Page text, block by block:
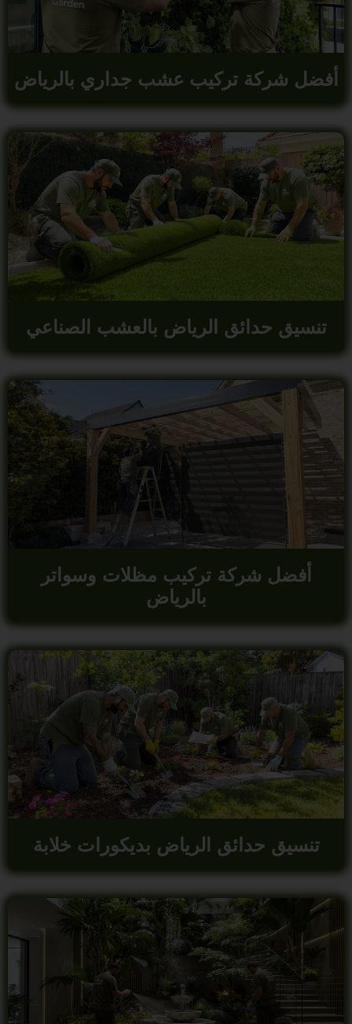
أفضل شركة تركيب عشب جداري بالرياض
تنسيق حدائق الرياض بالعشب الصناعي
أفضل شركة تركيب مظلات وسواتر
بالرياض
تنسيق حدائق الرياض بديكورات خلابة